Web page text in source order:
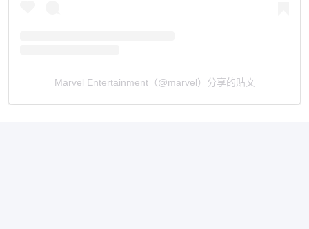
Marvel Entertainment（@marvel）分享的貼文